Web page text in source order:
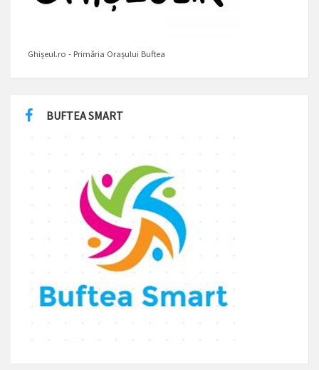
Ghișeul.ro - Primăria Orașului Buftea
BUFTEA SMART